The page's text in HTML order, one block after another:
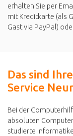
erhalten Sie per
mit Kreditkarte (als
Gast via PayPal)
Das sind
Service
Bei der
absoluten
studierte